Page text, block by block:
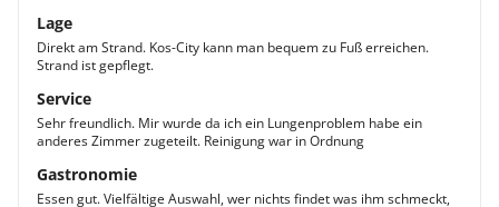
Lage
Direkt am Strand. Kos-City kann man bequem zu Fuß erreichen.
Strand ist gepflegt.
Service
Sehr freundlich. Mir wurde da ich ein Lungenproblem habe ein
anderes Zimmer zugeteilt. Reinigung war in Ordnung
Gastronomie
Essen gut. Vielfältige Auswahl, wer nichts findet was ihm schmeckt,